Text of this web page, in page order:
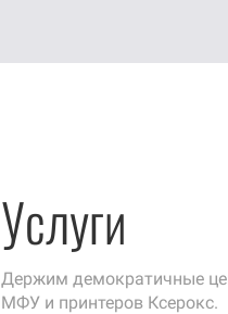
Услуги
Держим демократичные
МФУ и принтеров Ксерокс.